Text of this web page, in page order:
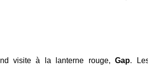
visite à la lanterne rouge,Gap.